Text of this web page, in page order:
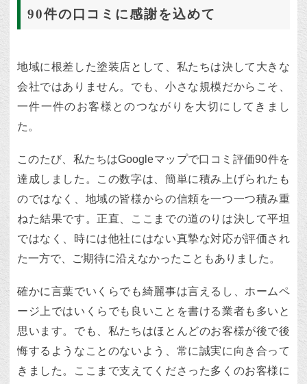
90件の口コミに感謝を込めて
地域に根差した塗装店として、私たちは決して大きな
会社ではありません。でも、小さな規模だからこそ、
一件一件のお客様とのつながりを大切にしてきまし
た。
このたび、私たちはGoogleマップで口コミ評価90件を
達成しました。この数字は、簡単に積み上げられたも
のではなく、地域の皆様からの信頼を一つ一つ積み重
ねた結果です。正直、ここまでの道のりは決して平坦
ではなく、時には他社にはない真摯な対応が評価され
た一方で、ご期待に沿えなかったこともありました。
確かに言葉でいくらでも綺麗事は言えるし、ホームペ
ージ上ではいくらでも良いことを書ける業者も多いと
思います。でも、私たちはほとんどのお客様が後で後
悔するようなことのないよう、常に誠実に向き合って
きました。ここまで支えてくださった多くのお客様に